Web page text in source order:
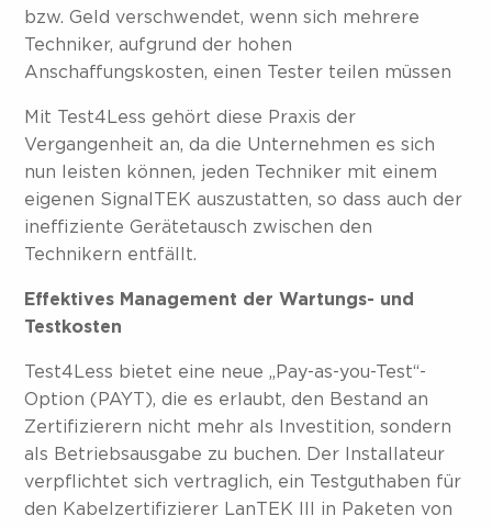
bzw. Geld verschwendet, wenn sich mehrere
Techniker, aufgrund der hohen
Anschaffungskosten, einen Tester teilen müssen
Mit Test4Less gehört diese Praxis der
Vergangenheit an, da die Unternehmen es sich
nun leisten können, jeden Techniker mit einem
eigenen SignalTEK auszustatten, so dass auch der
ineffiziente Gerätetausch zwischen den
Technikern entfällt.
Effektives Management der Wartungs- und
Testkosten
Test4Less bietet eine neue „Pay-as-you-Test“-
Option (PAYT), die es erlaubt, den Bestand an
Zertifizierern nicht mehr als Investition, sondern
als Betriebsausgabe zu buchen. Der Installateur
verpflichtet sich vertraglich, ein Testguthaben für
den Kabelzertifizierer LanTEK III in Paketen von